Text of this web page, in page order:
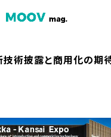
術披露と商用化の期